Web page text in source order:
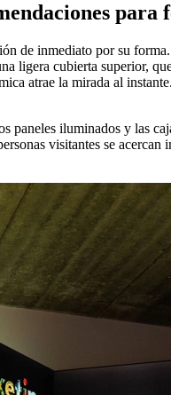
para
de inmediato por su
ligera cubierta superior,
atrae la mirada al instante.
paneles iluminados y
visitantes se